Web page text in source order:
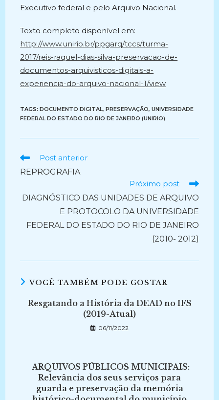
Executivo federal e pelo Arquivo Nacional.
Texto completo disponível em:
http://www.unirio.br/ppgarq/tccs/turma-
2017/reis-raquel-dias-silva-preservacao-de-
documentos-arquivisticos-digitais-a-
experiencia-do-arquivo-nacional-1/view
TAGS:DOCUMENTO DIGITAL, PRESERVAÇÃO, UNIVERSIDADE
FEDERAL DO ESTADO DO RIO DE JANEIRO (UNIRIO)
Ler
artigos
Post anterior
REPROGRAFIA
Próximo post
DIAGNÓSTICO DAS UNIDADES DE ARQUIVO
E PROTOCOLO DA UNIVERSIDADE
FEDERAL DO ESTADO DO RIO DE JANEIRO
(2010- 2012)
VOCÊ TAMBÉM PODE GOSTAR
Resgatando a História da DEAD no IFS
(2019-Atual)
06/11/2022
ARQUIVOS PÚBLICOS MUNICIPAIS:
Relevância dos seus serviços para
guarda e preservação da memória